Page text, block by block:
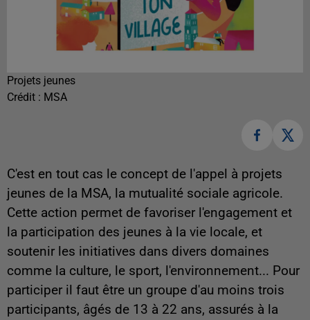
Projets jeunes
Crédit : MSA
C'est en tout cas le concept de l'appel à projets
jeunes de la MSA, la mutualité sociale agricole.
Cette action permet de favoriser l'engagement et
la participation des jeunes à la vie locale, et
soutenir les initiatives dans divers domaines
comme la culture, le sport, l'environnement... Pour
participer il faut être un groupe d'au moins trois
participants, âgés de 13 à 22 ans, assurés à la